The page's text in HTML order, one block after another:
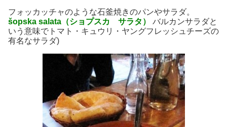
フォッカッチャのような石釜焼きのパンやサラダ。
šopska salata（ショプスカ サラタ） バルカンサラダと
いう意味でトマト・キュウリ・ヤングフレッシュチーズの
有名なサラダ)